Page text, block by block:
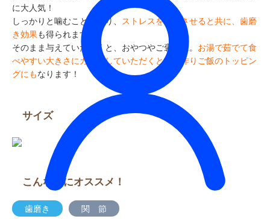
に大人気！
しっかりと噛むことにより、
ストレスを発散させると共に、歯磨
き効果も得られます。
そのまま与えていただくと、おやつやご褒美に。 お湯で茹でて食
べやすい大きさにカットしていただくと、手作りご飯のトッピン
グにもなります！
サイズ
こんな子にオススメ！
歯磨き 関 節